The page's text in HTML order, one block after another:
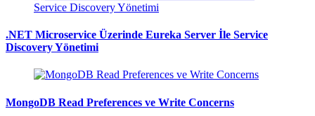
.NET Microservice Üzerinde Eureka Server İle Service
Discovery Yönetimi
MongoDB Read Preferences ve Write Concerns